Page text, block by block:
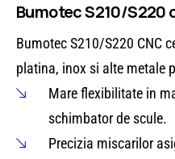
Bumotec S210/
Bumotec S210/S220 CNC
platina, inox si alte metale
Mare flexibilitate in
schimbator de scule.
Precizia miscarilor